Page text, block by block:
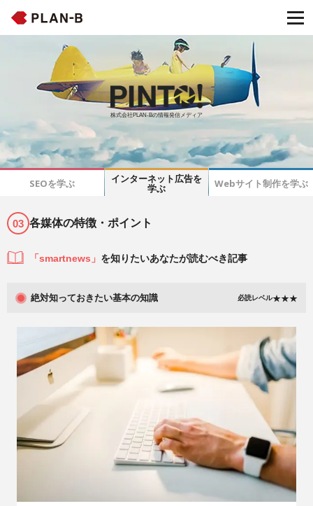
株式会社PLAN-Bの情報発信メディア
SEOを学ぶ インターネット広告を
学ぶ Webサイト制作を学ぶ
03 各媒体の特徴・ポイント
「smartnews」 を知りたいあなたが読むべき記事
絶対知っておきたい基本の知識 必読レベル